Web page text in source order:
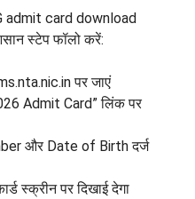
admit card download
स्टेप फॉलो करें:
पर जाएं
Admit Card” लिंक पर
और Date of Birth दर्ज
स्क्रीन पर दिखाई देगा